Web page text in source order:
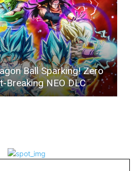
Ball Sparking! Zero
Breaking NEO DLC